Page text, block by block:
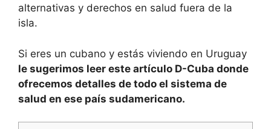
alternativas y derechos en salud fuera de la
isla.
Si eres un cubano y estás viviendo en Uruguay
le sugerimos leer este artículo D-Cuba donde
ofrecemos detalles de todo el sistema de
salud en ese país sudamericano.